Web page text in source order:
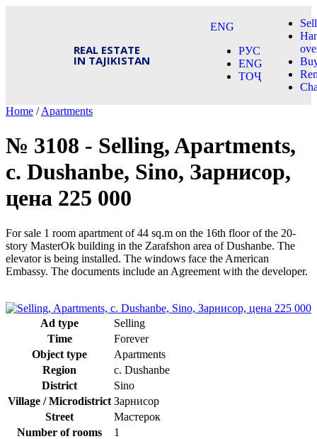
REAL ESTATE
IN TAJIKISTAN
ENG
РУС
ENG
ТОҶ
Sell
Home /Apartments
№ 3108 - Selling, Apartments,
c. Dushanbe, Sino, Зарнисор,
цена 225 000
For sale 1 room apartment of 44 sq.m on the 16th floor of the 20-
story MasterOk building in the Zarafshon area of ​​Dushanbe. The
elevator is being installed. The windows face the American
Embassy. The documents include an Agreement with the developer.
Ad type
Selling
Time
Forever
Object type
Apartments
Region
c. Dushanbe
District
Sino
Village / Microdistrict Зарнисор
Street
Мастерок
Number of rooms
1